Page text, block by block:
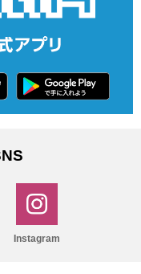
Instagram